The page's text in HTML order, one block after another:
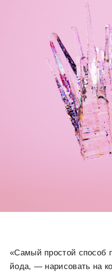
«Самый простой способ
йода, — нарисовать на